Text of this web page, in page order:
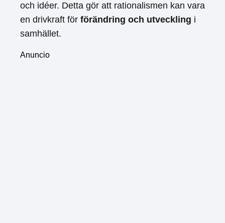
och idéer. Detta gör att rationalismen kan vara
en drivkraft för förändring och utveckling i
samhället.
Anuncio